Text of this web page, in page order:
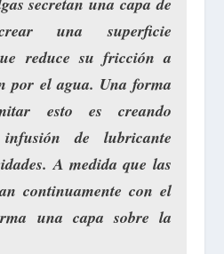
una superficie
reduce su fricción a
por el agua. Una forma
esto es creando
de lubricante
A medida que las
continuamente con el
una capa sobre la